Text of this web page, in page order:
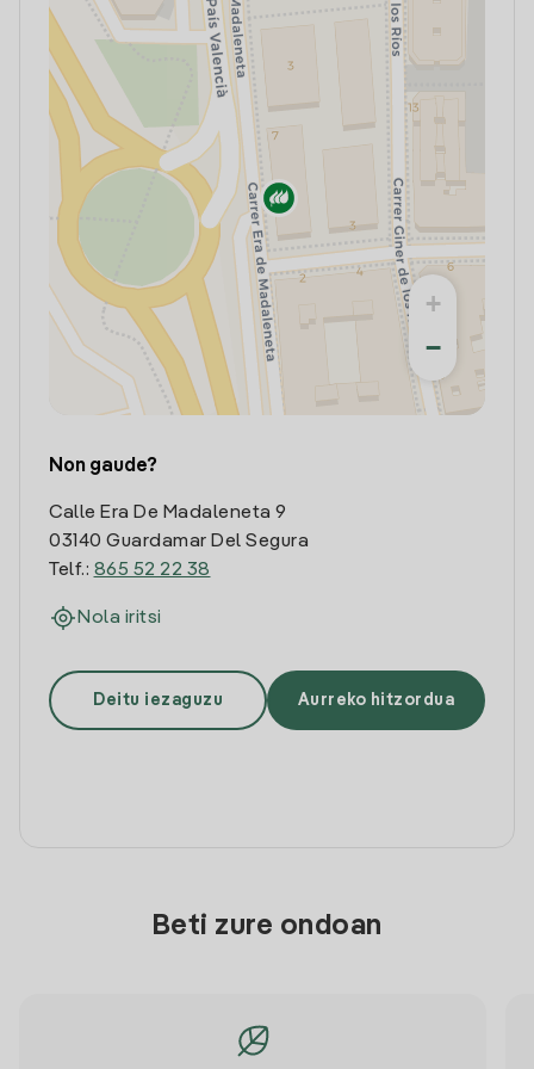
+
−
Non gaude?
Calle Era De Madaleneta 9
03140 Guardamar Del Segura
Telf.: 865 52 22 38
Nola iritsi
Deitu iezaguzu Aurreko hitzordua
Beti zure ondoan